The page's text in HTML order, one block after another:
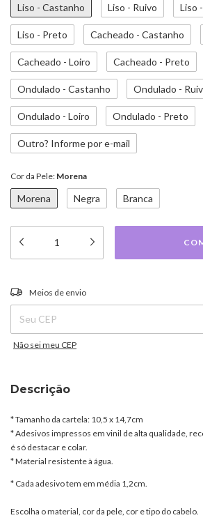
Liso - Castanho Liso - Ruivo Liso
Liso - Preto Cacheado - Castanho
Cacheado - Loiro Cacheado - Preto
Ondulado - Castanho Ondulado -
Ondulado - Loiro Ondulado - Preto
Outro? Informe por e-mail
Cor da Pele: Morena
Morena Negra Branca
Entregas para o CEP:
Meios de envio
Não sei meu CEP
Descrição
* Tamanho da cartela: 10,5 x 14,7cm
* Adesivos impressos em vinil de alta qualidade,
é só destacar e colar.
* Material resistente à água.
* Cada adesivo tem em média 1,2cm.
Escolha o material, cor da pele, cor e tipo do cabelo.